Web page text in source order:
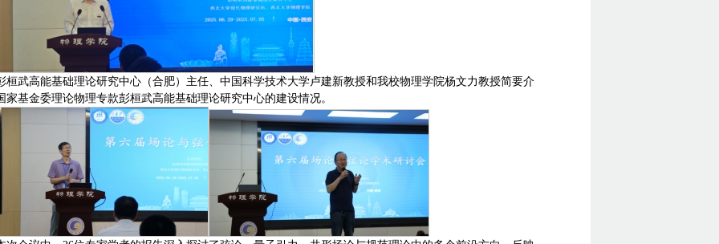
桓武高能基础理论研究中心（合肥）主任、中国科学技术大学卢建新教授和我校物理学院杨文力教授简要介
家基金委理论物理专款彭桓武高能基础理论研究中心的建设情况。